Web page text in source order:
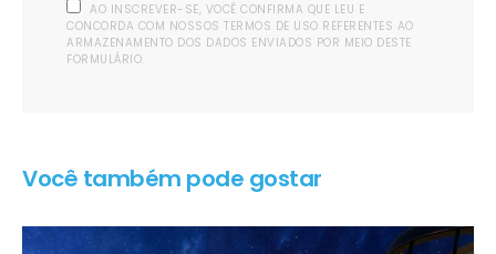
AO INSCREVER-SE, VOCÊ CONFIRMA QUE LEU E
CONCORDA COM NOSSOS TERMOS DE USO REFERENTES AO
ARMAZENAMENTO DOS DADOS ENVIADOS POR MEIO DESTE
FORMULÁRIO.
Você também pode gostar